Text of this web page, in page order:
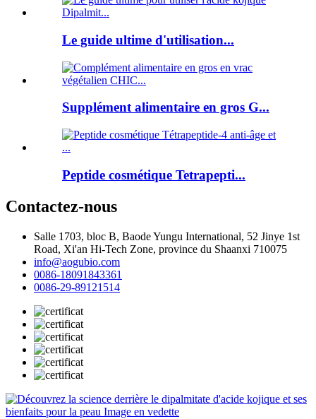
Le guide ultime d'utilisation...
Supplément alimentaire en gros G...
Peptide cosmétique Tetrapepti...
Contactez-nous
Salle 1703, bloc B, Baode Yungu International, 52 Jinye 1st
Road, Xi'an Hi-Tech Zone, province du Shaanxi 710075
info@aogubio.com
0086-18091843361
0086-29-89121514